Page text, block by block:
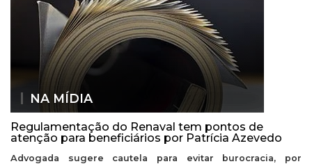
NA MÍDIA
Regulamentação do Renaval tem pontos de
atenção para beneficiários por Patrícia Azevedo
Advogada sugere cautela para evitar burocracia, por